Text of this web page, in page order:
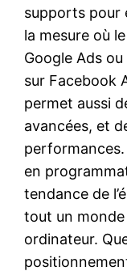
supports pour
la mesure où
Google Ads
sur Facebook
permet aussi
avancées, et
en
tendance de
tout un
ordinateur.